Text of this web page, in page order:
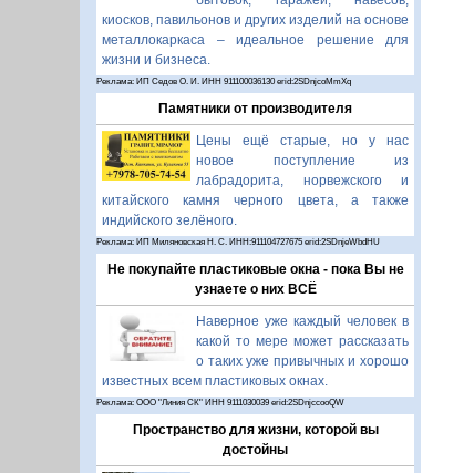
киосков, павильонов и других изделий на основе
металлокаркаса – идеальное решение для
жизни и бизнеса.
Реклама: ИП Седов О. И. ИНН 911100036130 erid:2SDnjcoMmXq
Памятники от производителя
Цены ещё старые, но у нас
новое поступление из
лабрадорита, норвежского и
китайского камня черного цвета, а также
индийского зелёного.
Реклама: ИП Миляновская Н. С. ИНН:911104727675 erid:2SDnjeWbdHU
Не покупайте пластиковые окна - пока Вы не
узнаете о них ВСЁ
Наверное уже каждый человек в
какой то мере может рассказать
о таких уже привычных и хорошо
известных всем пластиковых окнах.
Реклама: ООО "Линия СК" ИНН 9111030039 erid:2SDnjccooQW
Пространство для жизни, которой вы
достойны